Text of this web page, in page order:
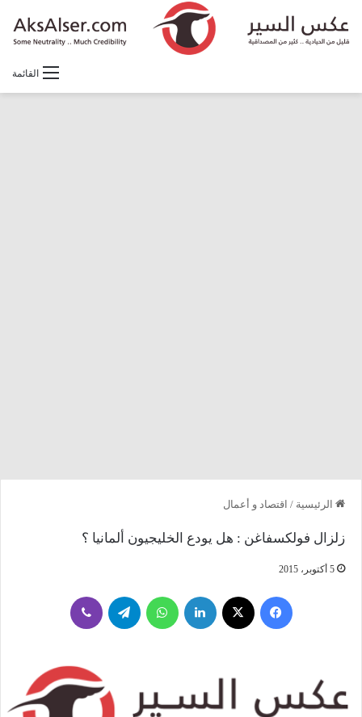
القائمة
الرئيسية / اقتصاد و أعمال
زلزال فولكسفاغن : هل يودع الخليجيون ألمانيا ؟
5 أكتوبر، 2015
فيسبوك لينكدإن واتساب تيلقرام